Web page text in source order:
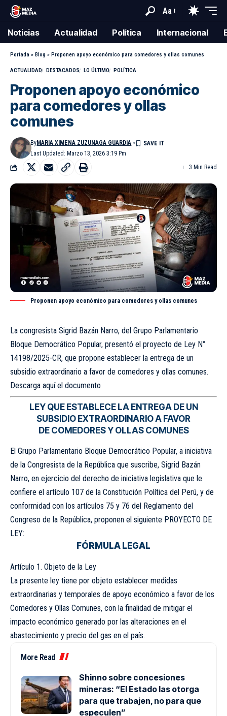
Aa
Noticias Actualidad Política Internacional
Portada » Blog » Proponen apoyo económico para comedores y ollas comunes
ACTUALIDAD DESTACADOS LO ÚLTIMO POLÍTICA
Proponen apoyo económico
para comedores y ollas
comunes
Last Updated: Marzo 13, 2026 3:19 Pm
ByMARIA XIMENA ZUZUNAGA GUARDIA
3 Min Read
Proponen apoyo económico para comedores y ollas comunes
La congresista Sigrid Bazán Narro, del Grupo Parlamentario
Bloque Democrático Popular, presentó el proyecto de Ley N°
14198/2025-CR, que propone establecer la entrega de un
subsidio extraordinario a favor de comedores y ollas comunes.
Descarga aquí el documento
LEY QUE ESTABLECE LA ENTREGA DE UN
SUBSIDIO EXTRAORDINARIO A FAVOR
DE COMEDORES Y OLLAS COMUNES
El Grupo Parlamentario Bloque Democrático Popular, a iniciativa
de la Congresista de la República que suscribe, Sigrid Bazán
Narro, en ejercicio del derecho de iniciativa legislativa que le
confiere el artículo 107 de la Constitución Política del Perú, y de
conformidad con los artículos 75 y 76 del Reglamento del
Congreso de la República, proponen el siguiente PROYECTO DE
LEY:
FÓRMULA LEGAL
Artículo 1. Objeto de la Ley
La presente ley tiene por objeto establecer medidas
extraordinarias y temporales de apoyo económico a favor de los
Comedores y Ollas Comunes, con la finalidad de mitigar el
impacto económico generado por las alteraciones en el
abastecimiento y precio del gas en el país.
More Read
Shinno sobre concesiones
mineras: “El Estado las otorga
para que trabajen, no para que
especulen”